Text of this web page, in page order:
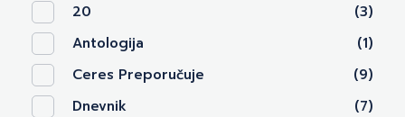
20
(3)
Antologija
(1)
Ceres Preporučuje
(9)
Dnevnik
(7)